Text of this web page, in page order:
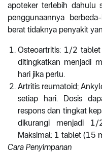
apoteker terlebih dahulu
penggunaannya
berat tidaknya penyakit
Osteoartritis: 1/2
ditingkatkan menjadi
hari jika perlu.
Artritis reumatoid;
setiap hari. Dosis
respons dan tingkat
dikurangi menjadi
Maksimal: 1 tablet (15
Cara Penyimpanan